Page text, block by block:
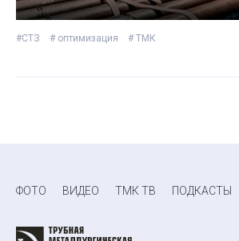
#СТЗ # оптимизация # ТМК
ФОТО ВИДЕО ТМК ТВ ПОДКАСТЫ